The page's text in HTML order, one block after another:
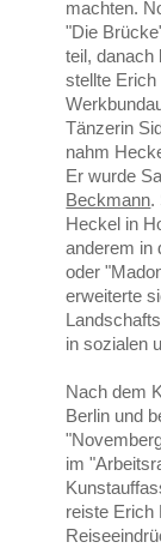
machten.
"Die
teil, danach
stellte
Tänzerin
nahm
Er wurde
Beckmann.
Heckel in
anderem in
oder
erweiterte
in sozialen
Nach dem
Berlin und
im
reiste Erich